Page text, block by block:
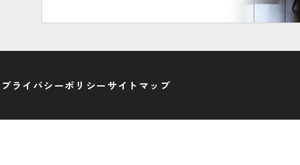
プライバシーポリシーサイトマップ